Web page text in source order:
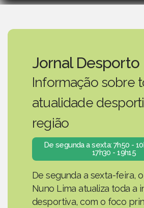
Jornal Desporto
Informação sobre
atualidade
região
De segunda a sexta: 7h50 -
17h30 - 19h15
De segunda a sexta-feira,
Nuno Lima atualiza toda a
desportiva, com o foco